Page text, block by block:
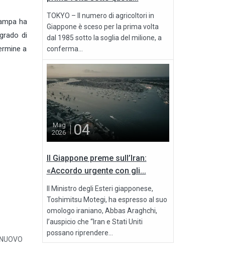
ha
di
a
TOKYO – Il numero di agricoltori in
Giappone è sceso per la prima volta
dal 1985 sotto la soglia del milione, a
conferma...
Mag
2026
04
Il Giappone preme sull’Iran:
«Accordo urgente con gli...
Il Ministro degli Esteri giapponese,
Toshimitsu Motegi, ha espresso al suo
omologo iraniano, Abbas Araghchi,
l’auspicio che “Iran e Stati Uniti
possano riprendere...